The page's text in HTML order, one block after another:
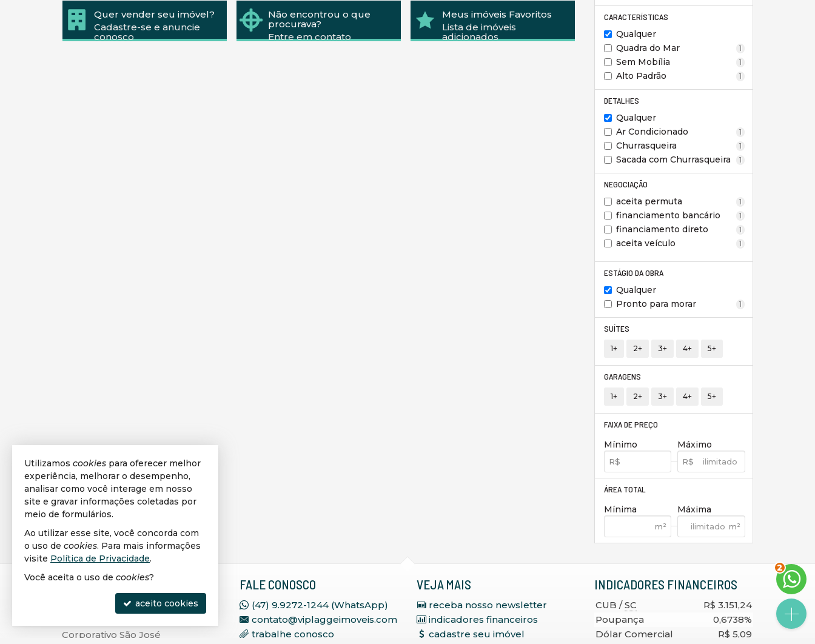
CARACTERÍSTICAS
Qualquer
Quadra do Mar
1
Sem Mobília 1
Alto Padrão 1
DETALHES
Qualquer
Ar Condicionado
1
Churrasqueira 1
Sacada com Churrasqueira 1
NEGOCIAÇÃO
aceita permuta 1
financiamento bancário 1
financiamento direto 1
aceita veículo 1
ESTÁGIO DA OBRA
Qualquer
Pronto para morar
1
SUÍTES
1+ 2+ 3+ 4+ 5+
GARAGENS
1+ 2+ 3+ 4+ 5+
FAIXA DE PREÇO
Mínimo Máximo
ÁREA TOTAL
Mínima Máxima
Quer vender seu imóvel?
Cadastre-se e anuncie
conosco
Não encontrou o que
procurava?
Entre em contato
Meus imóveis Favoritos
Lista de imóveis
adicionados
VIPLAGGE IMÓVEIS
SELECIONADOS
Corporativo São José
FALE CONOSCO
(47) 9.9272-1244 (WhatsApp)
contato@viplaggeimoveis.com
trabalhe conosco
VEJA MAIS
receba nosso newsletter
indicadores financeiros
cadastre seu imóvel
INDICADORES FINANCEIROS
CUB /SC
R$ 3.151,24
Poupança
0,6738%
Dólar Comercial
R$ 5,09
2
Utilizamos cookies para oferecer melhor
experiência, melhorar o desempenho,
analisar como você interage em nosso
site e gravar informações coletadas por
meio de formulários.
Ao utilizar esse site, você concorda com
o uso de cookies. Para mais informações
visite Política de Privacidade.
Você aceita o uso de cookies?
aceito cookies